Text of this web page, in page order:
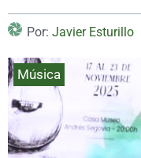
Por: Javier Esturillo
Música